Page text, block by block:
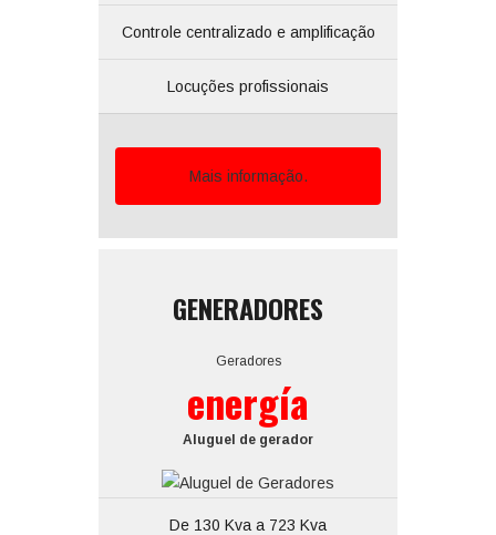
Controle centralizado e amplificação
Locuções profissionais
Mais informação.
GENERADORES
Geradores
energía
Aluguel de gerador
De 130 Kva a 723 Kva